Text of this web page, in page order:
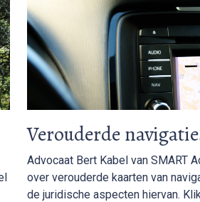
Verouderde
Advocaat Bert Kabel van SMART
over verouderde kaarten van
de juridische aspecten hiervan.